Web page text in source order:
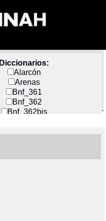
Diccionarios:
Alarcón
Arenas
Bnf_361
Bnf_362
Bnf_362bis
Docs_México